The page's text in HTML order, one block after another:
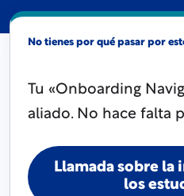
No tienes por qué pasar por
Tu «Onboarding
aliado. No hace falta
Llamada sobre la
los